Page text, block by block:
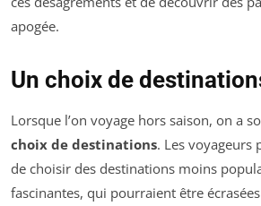
apogée.
Un choix de
Lorsque l’on voyage hors saison, on a
choix de destinations. Les voyageurs
de choisir des destinations moins
fascinantes, qui pourraient être